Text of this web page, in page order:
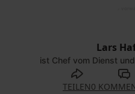
Lars
ist Chef vom Dienst
TEILEN0